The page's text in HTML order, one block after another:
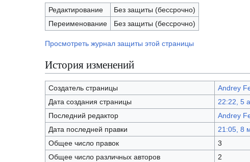
Редактирование
Без защиты (бессрочно)
Переименование
Без защиты (бессрочно)
Просмотреть журнал защиты этой страницы
История изменений
Создатель страницы Andrey
Дата создания страницы
22:22, 5
Последний редактор
Andrey
Дата последней правки
21:05, 8
Общее число правок
3
Общее число различных авторов
2